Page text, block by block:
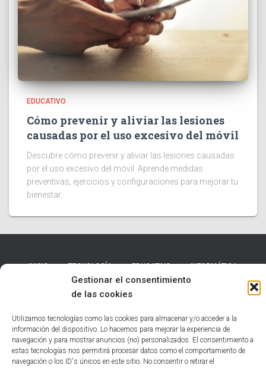
Gestionar el consentimiento
de las cookies
Utilizamos tecnologías como las cookies para almacenar y/o acceder a la
información del dispositivo. Lo hacemos para mejorar la experiencia de
navegación y para mostrar anuncios (no) personalizados. El consentimiento a
estas tecnologías nos permitirá procesar datos como el comportamiento de
navegación o los ID's únicos en este sitio. No consentir o retirar el
EDUCATIVO
Cómo prevenir y aliviar las lesiones
causadas por el uso excesivo del móvil
Descubre cómo prevenir y aliviar las lesiones causadas
por el uso excesivo del móvil. Aprende medidas
preventivas, ejercicios y configuraciones para mejorar tu
bienestar.
INICIO TECNOLOGÍA EDUCATIVO INFORMÁTICA
HUMOR NOTICIAS INTERESANTES
POLÍTICA DE COOKIES (UE)
Hestia | Desarrollado porThemeIsle